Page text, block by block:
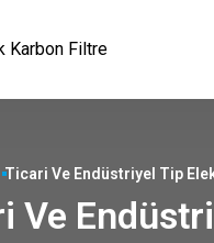
Ticari Ve Endüstriyel Tip
Ve